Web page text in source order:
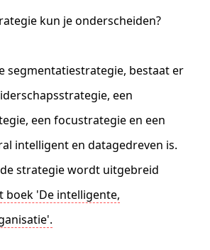
kun je onderscheiden?
segmentatiestrategie, bestaat er
een
een focustrategie en een
intelligent en datagedreven is.
strategie wordt uitgebreid
boek 'De intelligente,